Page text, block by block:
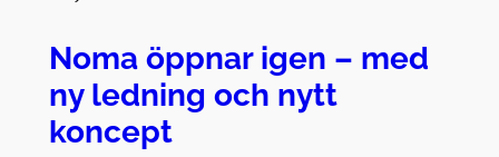
Noma öppnar igen – med
ny ledning och nytt
koncept